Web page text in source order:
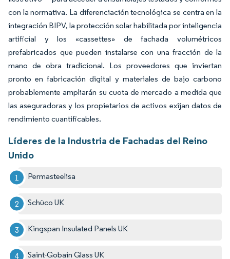
con la normativa. La diferenciación tecnológica se centra en la
integración BIPV, la protección solar habilitada por inteligencia
artificial y los «cassettes» de fachada volumétricos
prefabricados que pueden instalarse con una fracción de la
mano de obra tradicional. Los proveedores que inviertan
pronto en fabricación digital y materiales de bajo carbono
probablemente ampliarán su cuota de mercado a medida que
las aseguradoras y los propietarios de activos exijan datos de
rendimiento cuantificables.
Líderes de la Industria de Fachadas del Reino
Unido
Permasteelisa
Schüco UK
Kingspan Insulated Panels UK
Saint-Gobain Glass UK